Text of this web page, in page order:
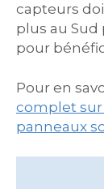
capteurs
plus au Sud
pour
Pour en
complet sur
panneaux